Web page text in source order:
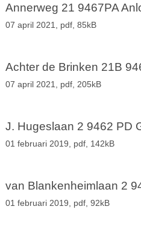
Annerweg 21 9467PA
07 april 2021, pdf, 85kB
Achter de Brinken 21B
07 april 2021, pdf, 205kB
J. Hugeslaan 2 9462 PD
01 februari 2019, pdf, 142kB
van Blankenheimlaan 2
01 februari 2019, pdf, 92kB